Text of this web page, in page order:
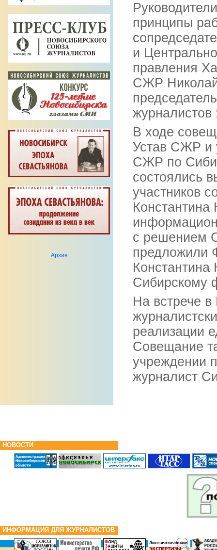
Архив
принципы
и
правления
СЖР
В ходе
Устав СЖР и
СЖР по
состоялись
участников
Константина
с решением
предложили
Сибирскому
На встрече в
реализации
Совещание
учреждении
журналист
НОВОСТИ
ИНФОРМАЦИЯ ДЛЯ ЖУРНАЛИСТОВ